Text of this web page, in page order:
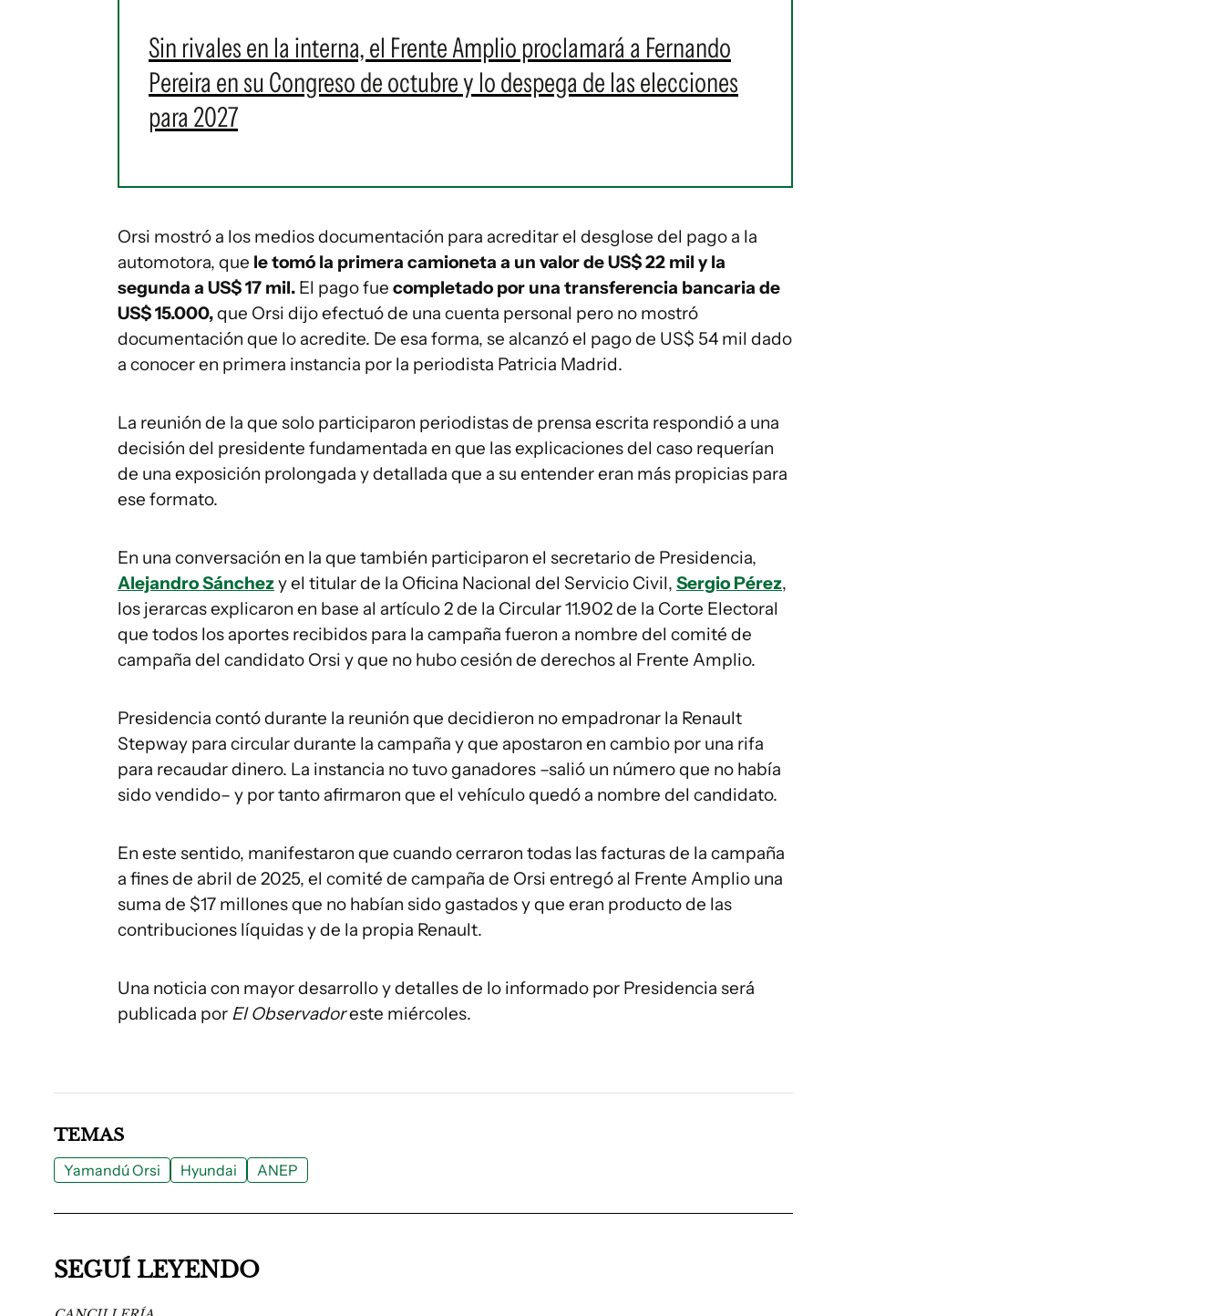
Sin rivales en la interna, el Frente Amplio proclamará a Fernando
Pereira en su Congreso de octubre y lo despega de las elecciones
para 2027
Orsi mostró a los medios documentación para acreditar el desglose del pago a la
automotora, que le tomó la primera camioneta a un valor de US$ 22 mil y la
segunda a US$ 17 mil. El pago fue completado por una transferencia bancaria de
US$ 15.000,que Orsi dijo efectuó de una cuenta personal pero no mostró
documentación que lo acredite. De esa forma, se alcanzó el pago de US$ 54 mil dado
a conocer en primera instancia por la periodista Patricia Madrid.
La reunión de la que solo participaron periodistas de prensa escrita respondió a una
decisión del presidente fundamentada en que las explicaciones del caso requerían
de una exposición prolongada y detallada que a su entender eran más propicias para
ese formato.
En una conversación en la que también participaron el secretario de Presidencia,
Alejandro Sánchezy el titular de la Oficina Nacional del Servicio Civil, Sergio Pérez,
los jerarcas explicaron en base al artículo 2 de la Circular 11.902 de la Corte Electoral
que todos los aportes recibidos para la campaña fueron a nombre del comité de
campaña del candidato Orsi y que no hubo cesión de derechos al Frente Amplio.
Presidencia contó durante la reunión que decidieron no empadronar la Renault
Stepway para circular durante la campaña y que apostaron en cambio por una rifa
para recaudar dinero. La instancia no tuvo ganadores –salió un número que no había
sido vendido– y por tanto afirmaron que el vehículo quedó a nombre del candidato.
En este sentido, manifestaron que cuando cerraron todas las facturas de la campaña
a fines de abril de 2025, el comité de campaña de Orsi entregó al Frente Amplio una
suma de $17 millones que no habían sido gastados y que eran producto de las
contribuciones líquidas y de la propia Renault.
Una noticia con mayor desarrollo y detalles de lo informado por Presidencia será
publicada por El Observadoreste miércoles.
TEMAS
Yamandú Orsi Hyundai ANEP
SEGUÍ LEYENDO